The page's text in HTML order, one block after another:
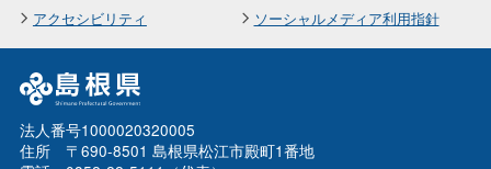
アクセシビリティ
ソーシャルメディア利用指針
法人番号1000020320005
住所 〒690-8501 島根県松江市殿町1番地